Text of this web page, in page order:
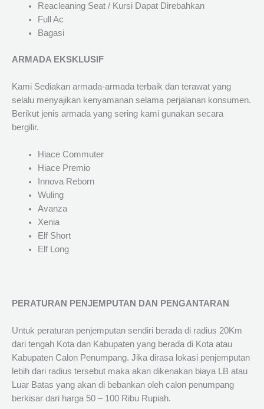
Reacleaning Seat / Kursi Dapat Direbahkan
Full Ac
Bagasi
ARMADA EKSKLUSIF
Kami Sediakan armada-armada terbaik dan terawat yang
selalu menyajikan kenyamanan selama perjalanan konsumen.
Berikut jenis armada yang sering kami gunakan secara
bergilir.
Hiace Commuter
Hiace Premio
Innova Reborn
Wuling
Avanza
Xenia
Elf Short
Elf Long
PERATURAN PENJEMPUTAN DAN PENGANTARAN
Untuk peraturan penjemputan sendiri berada di radius 20Km
dari tengah Kota dan Kabupaten yang berada di Kota atau
Kabupaten Calon Penumpang. Jika dirasa lokasi penjemputan
lebih dari radius tersebut maka akan dikenakan biaya LB atau
Luar Batas yang akan di bebankan oleh calon penumpang
berkisar dari harga 50 – 100 Ribu Rupiah.